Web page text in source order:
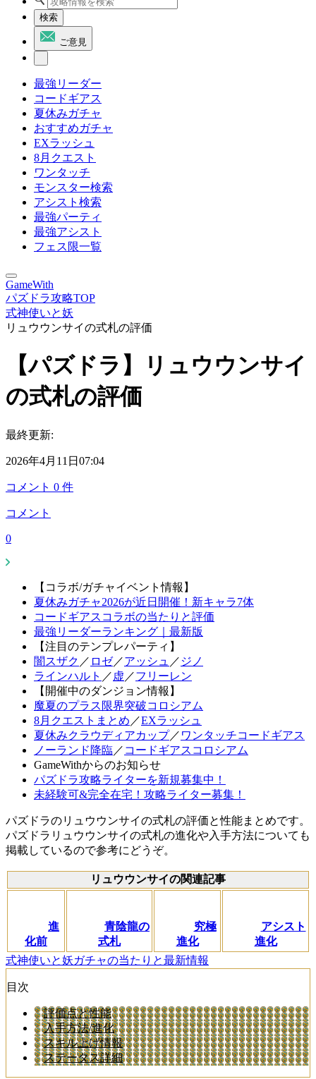
検索
ご意見
最強リーダー
コードギアス
夏休みガチャ
おすすめガチャ
EXラッシュ
8月クエスト
ワンタッチ
モンスター検索
アシスト検索
最強パーティ
最強アシスト
フェス限一覧
GameWith
パズドラ攻略TOP
式神使いと妖
リュウウンサイの式札の評価
【パズドラ】リュウウンサイ
の式札の評価
最終更新:
2026年4月11日07:04
コメント 0 件
コメント
0
【コラボ/ガチャイベント情報】
夏休みガチャ2026が近日開催！新キャラ7体
コードギアスコラボの当たりと評価
最強リーダーランキング｜最新版
【注目のテンプレパーティ】
闇スザク ／ ロゼ／アッシュ ／ ジノ
ラインハルト ／ 虚 ／フリーレン
【開催中のダンジョン情報】
魔夏のプラス限界突破コロシアム
8月クエストまとめ ／EXラッシュ
夏休みクラウディアカップ／ ワンタッチコードギアス
ノーランド降臨／ コードギアスコロシアム
GameWithからのお知らせ
パズドラ攻略ライターを新規募集中！
未経験可&完全在宅！攻略ライター募集！
パズドラのリュウウンサイの式札の評価と性能まとめです。
パズドラリュウウンサイの式札の進化や入手方法についても
掲載しているので参考にどうぞ。
リュウウンサイの関連記事
進
化前
青陰龍の
式札
究極
進化
アシスト
進化
式神使いと妖ガチャの当たりと最新情報
目次
評価点と性能
入手方法/進化
スキル上げ情報
ステータス詳細